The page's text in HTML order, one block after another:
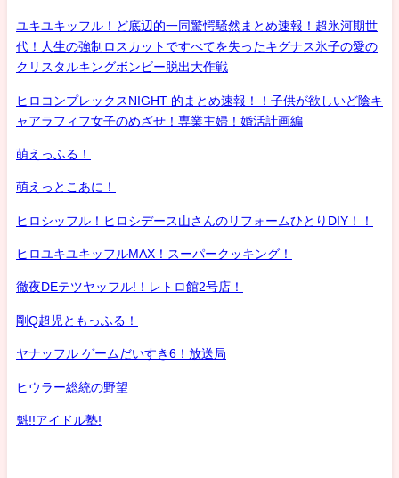
ユキユキッフル！ど底辺的一同驚愕騒然まとめ速報！超氷河期世
代！人生の強制ロスカットですべてを失ったキグナス氷子の愛の
クリスタルキングボンビー脱出大作戦
ヒロコンプレックスNIGHT 的まとめ速報！！子供が欲しいど陰キ
ャアラフィフ女子のめざせ！専業主婦！婚活計画編
萌えっふる！
萌えっとこあに！
ヒロシッフル！ヒロシデース山さんのリフォームひとりDIY！！
ヒロユキユキッフルMAX！スーパークッキング！
徹夜DEテツヤッフル!！レトロ館2号店！
剛Q超児ともっふる！
ヤナッフル ゲームだいすき6！放送局
ヒウラー総統の野望
魁!!アイドル塾!